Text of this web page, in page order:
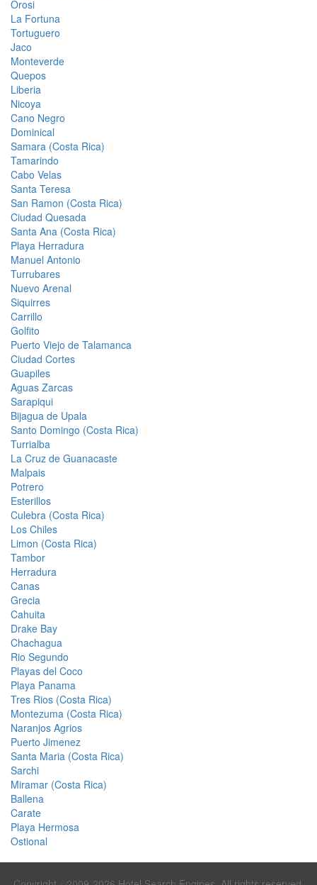
Orosi
La Fortuna
Tortuguero
Jaco
Monteverde
Quepos
Liberia
Nicoya
Cano Negro
Dominical
Samara (Costa Rica)
Tamarindo
Cabo Velas
Santa Teresa
San Ramon (Costa Rica)
Ciudad Quesada
Santa Ana (Costa Rica)
Playa Herradura
Manuel Antonio
Turrubares
Nuevo Arenal
Siquirres
Carrillo
Golfito
Puerto Viejo de Talamanca
Ciudad Cortes
Guapiles
Aguas Zarcas
Sarapiqui
Bijagua de Upala
Santo Domingo (Costa Rica)
Turrialba
La Cruz de Guanacaste
Malpais
Potrero
Esterillos
Culebra (Costa Rica)
Los Chiles
Limon (Costa Rica)
Tambor
Herradura
Canas
Grecia
Cahuita
Drake Bay
Chachagua
Rio Segundo
Playas del Coco
Playa Panama
Tres Rios (Costa Rica)
Montezuma (Costa Rica)
Naranjos Agrios
Puerto Jimenez
Santa Maria (Costa Rica)
Sarchi
Miramar (Costa Rica)
Ballena
Carate
Playa Hermosa
Ostional